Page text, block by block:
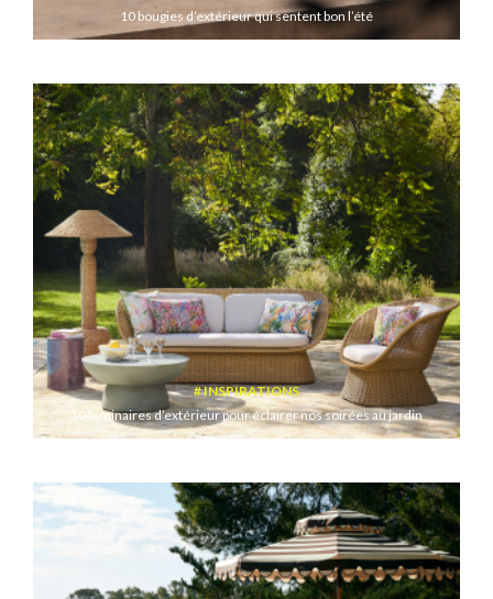
10 bougies d’extérieur qui sentent bon l’été
INSPIRATIONS
10 luminaires d’extérieur pour éclairer nos soirées au jardin